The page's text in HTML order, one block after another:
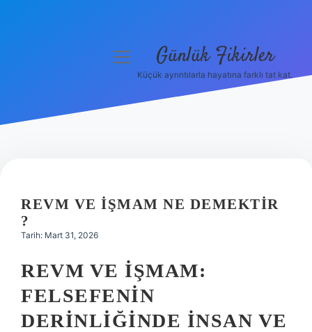
Hakkımızda
menüyü Günlük Fikirler
Küçük ayrıntılarla hayatına farklı tat kat.
REVM VE IŞMAM NE DEMEKTIR
?
Tarih: Mart 31, 2026
REVM VE İŞMAM:
FELSEFENIN
DERINLIĞINDE İNSAN VE